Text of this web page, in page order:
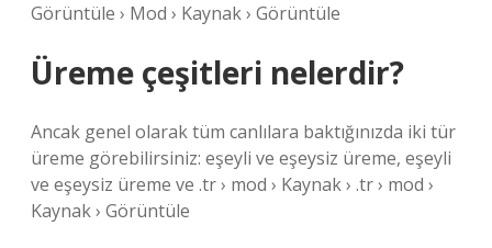
Görüntüle › Mod › Kaynak › Görüntüle
Üreme çeşitleri nelerdir?
Ancak genel olarak tüm canlılara baktığınızda iki tür
üreme görebilirsiniz: eşeyli ve eşeysiz üreme, eşeyli
ve eşeysiz üreme ve .tr › mod › Kaynak › .tr › mod ›
Kaynak › Görüntüle